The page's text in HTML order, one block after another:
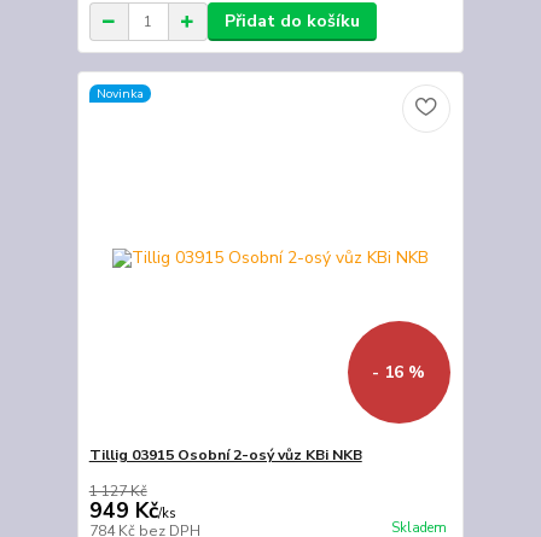
Přidat do košíku
Novinka
- 16 %
Tillig 03915 Osobní 2-osý vůz KBi NKB
1 127 Kč
949 Kč/ks
784 Kč bez DPH Skladem